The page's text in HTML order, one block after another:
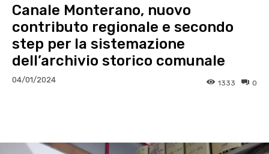
Canale Monterano, nuovo
contributo regionale e secondo
step per la sistemazione
dell’archivio storico comunale
04/01/2024 0
1333